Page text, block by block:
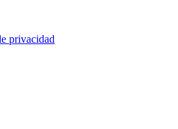
privacidad